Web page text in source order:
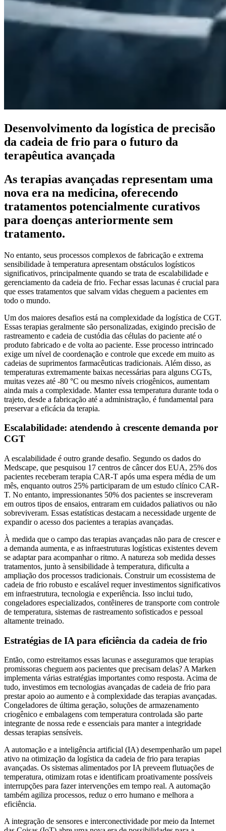
Desenvolvimento da logística de precisão
da cadeia de frio para o futuro da
terapêutica avançada
As terapias avançadas representam uma
nova era na medicina, oferecendo
tratamentos potencialmente curativos
para doenças anteriormente sem
tratamento.
No entanto, seus processos complexos de fabricação e extrema
sensibilidade à temperatura apresentam obstáculos logísticos
significativos, principalmente quando se trata de escalabilidade e
gerenciamento da cadeia de frio. Fechar essas lacunas é crucial para
que esses tratamentos que salvam vidas cheguem a pacientes em
todo o mundo.
Um dos maiores desafios está na complexidade da logística de CGT.
Essas terapias geralmente são personalizadas, exigindo precisão de
rastreamento e cadeia de custódia das células do paciente até o
produto fabricado e de volta ao paciente. Esse processo intrincado
exige um nível de coordenação e controle que excede em muito as
cadeias de suprimentos farmacêuticas tradicionais. Além disso, as
temperaturas extremamente baixas necessárias para alguns CGTs,
muitas vezes até -80 °C ou mesmo níveis criogênicos, aumentam
ainda mais a complexidade. Manter essa temperatura durante toda o
trajeto, desde a fabricação até a administração, é fundamental para
preservar a eficácia da terapia.
Escalabilidade: atendendo à crescente demanda por
CGT
A escalabilidade é outro grande desafio. Segundo os dados do
Medscape, que pesquisou 17 centros de câncer dos EUA, 25% dos
pacientes receberam terapia CAR-T após uma espera média de um
mês, enquanto outros 25% participaram de um estudo clínico CAR-
T. No entanto, impressionantes 50% dos pacientes se inscreveram
em outros tipos de ensaios, entraram em cuidados paliativos ou não
sobreviveram. Essas estatísticas destacam a necessidade urgente de
expandir o acesso dos pacientes a terapias avançadas.
À medida que o campo das terapias avançadas não para de crescer e
a demanda aumenta, e as infraestruturas logísticas existentes devem
se adaptar para acompanhar o ritmo. A natureza sob medida desses
tratamentos, junto à sensibilidade à temperatura, dificulta a
ampliação dos processos tradicionais. Construir um ecossistema de
cadeia de frio robusto e escalável requer investimentos significativos
em infraestrutura, tecnologia e experiência. Isso inclui tudo,
congeladores especializados, contêineres de transporte com controle
de temperatura, sistemas de rastreamento sofisticados e pessoal
altamente treinado.
Estratégias de IA para eficiência da cadeia de frio
Então, como estreitamos essas lacunas e asseguramos que terapias
promissoras cheguem aos pacientes que precisam delas? A Marken
implementa várias estratégias importantes como resposta. Acima de
tudo, investimos em tecnologias avançadas de cadeia de frio para
prestar apoio ao aumento e à complexidade das terapias avançadas.
Congeladores de última geração, soluções de armazenamento
criogênico e embalagens com temperatura controlada são parte
integrante de nossa rede e essenciais para manter a integridade
dessas terapias sensíveis.
A automação e a inteligência artificial (IA) desempenharão um papel
ativo na otimização da logística da cadeia de frio para terapias
avançadas. Os sistemas alimentados por IA preveem flutuações de
temperatura, otimizam rotas e identificam proativamente possíveis
interrupções para fazer intervenções em tempo real. A automação
também agiliza processos, reduz o erro humano e melhora a
eficiência.
A integração de sensores e interconectividade por meio da Internet